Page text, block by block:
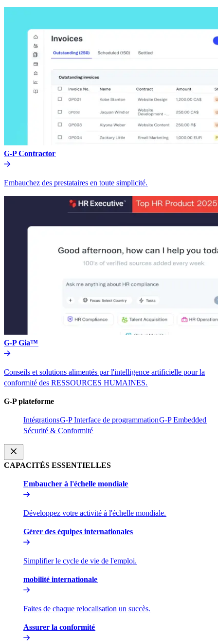
G-P Contractor​​
Embauchez des prestataires en toute simplicité.​​
G-P Gia™​​
Conseils et solutions alimentés par l'intelligence artificielle pour la
conformité des RESSOURCES HUMAINES.​​
G-P plateforme​​
Intégrations​​G-P Interface de programmation​​G-P Embedded​​
Sécurité & Conformité​​
CAPACITÉS ESSENTIELLES​​
Embaucher à l'échelle mondiale​​
Développez votre activité à l'échelle mondiale.​​
Gérer des équipes internationales​​
Simplifier le cycle de vie de l'emploi.​​
mobilité internationale​​
Faites de chaque relocalisation un succès.​​
Assurer la conformité​​